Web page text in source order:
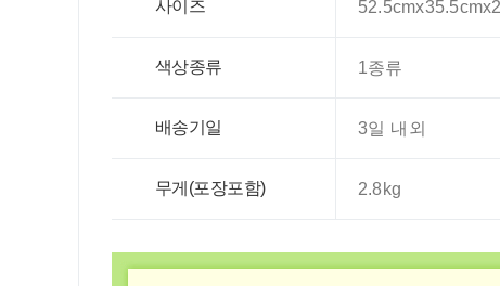
사이즈
색상종류 1종류
배송기일 3일 내외
무게(포장포함) 2.8kg